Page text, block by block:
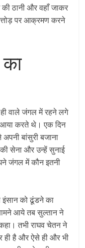
ठानी और वहाँ जाकर
पर आक्रमण करने
वाले जंगल में रहने लगे
करते थे। एक दिन
बांसुरी बजाना
सेना और उन्हें सुनाई
जंगल में कौन इतनी
इंसान को ढूंडने का
आये तब सुल्तान ने
तभी राघव चेतन ने
ही है और ऐसे ही और भी